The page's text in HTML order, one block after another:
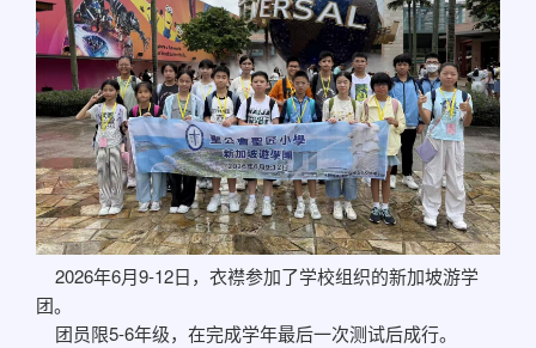
2026年6月9-12日，衣襟参加了学校组织的新加坡游学
团。
团员限5-6年级，在完成学年最后一次测试后成行。